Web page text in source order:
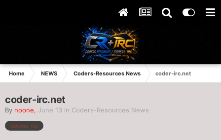
Home NEWS Coders-Resources News coder-irc.net
coder-irc.net
By noone June 13 in Coders-Resources News
coders-irc